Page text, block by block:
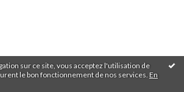
sur ce site, vous acceptez l'utilisation de
le bon fonctionnement de nos services. En